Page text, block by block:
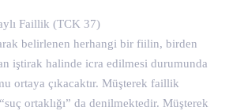
Faillik (TCK 37)
belirlenen herhangi bir fiilin, birden
iştirak halinde icra edilmesi durumunda
ortaya çıkacaktır. Müşterek faillik
ortaklığı” da denilmektedir. Müşterek